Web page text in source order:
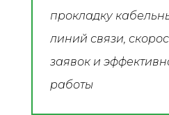
прокладку
линий связи,
заявок и
работы